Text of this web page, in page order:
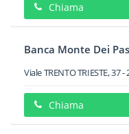
Chiama
Banca Monte Dei
Viale TRENTO TRIESTE, 37-
Chiama